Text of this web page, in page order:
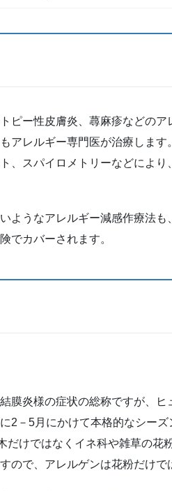
ピー性皮膚炎、蕁麻疹などのア
アレルギー専門医が治療します
、スパイロメトリーなどにより
ようなアレルギー減感作療法も
でカバーされます。
膜炎様の症状の総称ですが、ヒ
2－5月にかけて本格的なシー
けではなくイネ科や雑草の花
ので、アレルゲンは花粉だけで